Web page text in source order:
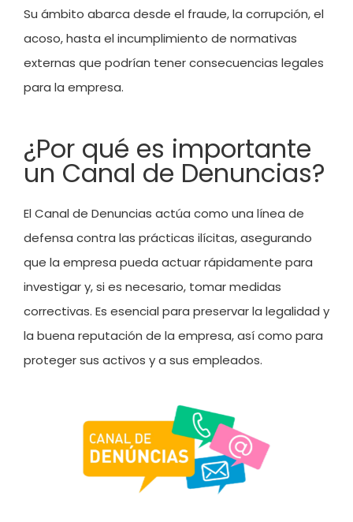
Su ámbito abarca desde el fraude, la corrupción, el
acoso, hasta el incumplimiento de normativas
externas que podrían tener consecuencias legales
para la empresa.
¿Por qué es importante
un Canal de Denuncias?
El Canal de Denuncias actúa como una línea de
defensa contra las prácticas ilícitas, asegurando
que la empresa pueda actuar rápidamente para
investigar y, si es necesario, tomar medidas
correctivas. Es esencial para preservar la legalidad y
la buena reputación de la empresa, así como para
proteger sus activos y a sus empleados.